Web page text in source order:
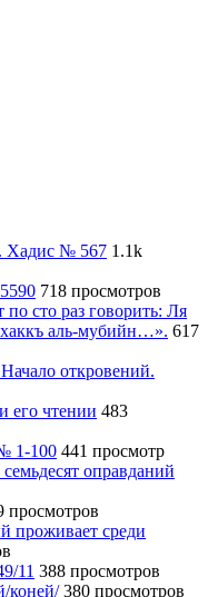
Хадис № 567 1.1k
718 просмотров
сто раз говорить: Ля
хаккъ аль-мубийн…». 617
откровений.
его чтении 483
1-100 441 просмотр
оправданий
просмотров
проживает среди
11 388 просмотров
коней/ 380 просмотров